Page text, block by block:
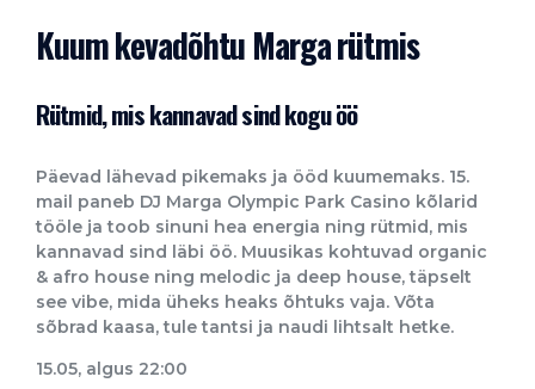
Kuum kevadõhtu Marga rütmis
Rütmid, mis kannavad sind kogu öö
Päevad lähevad pikemaks ja ööd kuumemaks. 15.
mail paneb DJ Marga Olympic Park Casino kõlarid
tööle ja toob sinuni hea energia ning rütmid, mis
kannavad sind läbi öö. Muusikas kohtuvad organic
& afro house ning melodic ja deep house, täpselt
see vibe, mida üheks heaks õhtuks vaja. Võta
sõbrad kaasa, tule tantsi ja naudi lihtsalt hetke.
15.05, algus 22:00